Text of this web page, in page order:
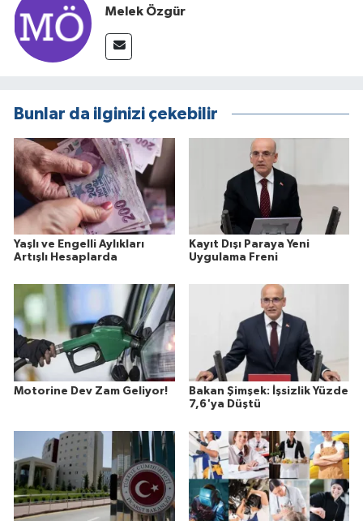
Melek Özgür
Bunlar da ilginizi çekebilir
Yaşlı ve Engelli Aylıkları
Artışlı Hesaplarda
Kayıt Dışı Paraya Yeni
Uygulama Freni
Motorine Dev Zam Geliyor!
Bakan Şimşek: İşsizlik Yüzde
7,6'ya Düştü